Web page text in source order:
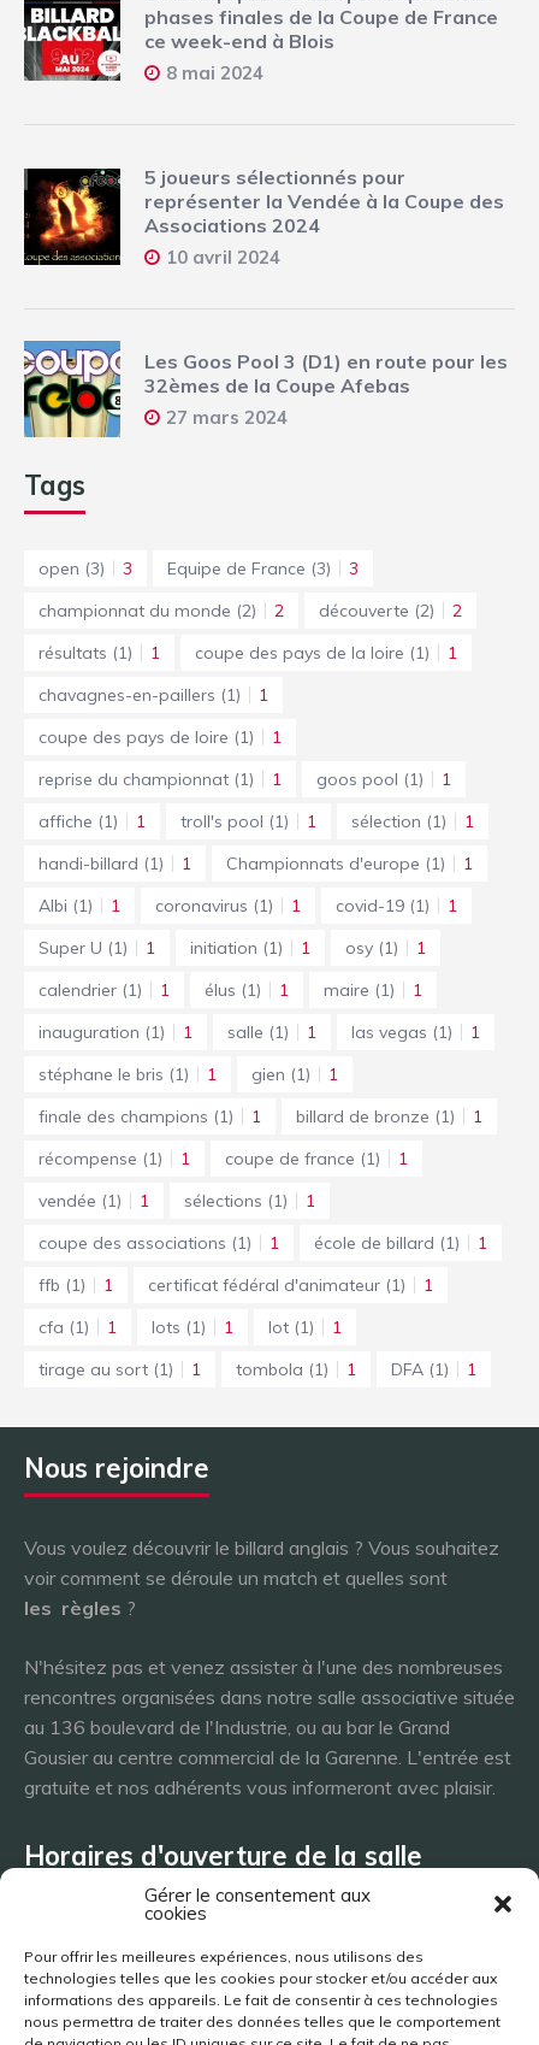
Gérer le consentement aux
cookies
Pour offrir les meilleures expériences, nous utilisons des
technologies telles que les cookies pour stocker et/ou accéder aux
informations des appareils. Le fait de consentir à ces technologies
nous permettra de traiter des données telles que le comportement
phases finales de la Coupe de France
ce week-end à Blois
8 mai 2024
5 joueurs sélectionnés pour
représenter la Vendée à la Coupe des
Associations 2024
10 avril 2024
Les Goos Pool 3 (D1) en route pour les
32èmes de la Coupe Afebas
27 mars 2024
Tags
open (3) 3 Equipe de France (3)
3
championnat du monde (2) 2 découverte (2)
2
résultats (1) 1 coupe des pays de la loire (1)
1
chavagnes-en-paillers (1)
1
coupe des pays de loire (1)
1
reprise du championnat (1) 1 goos pool (1)
1
affiche (1) 1 troll's pool (1) 1 sélection (1)
1
handi-billard (1) 1 Championnats d'europe (1)
1
Albi (1) 1 coronavirus (1) 1 covid-19 (1)
1
Super U (1) 1 initiation (1) 1 osy (1)
1
calendrier (1) 1 élus (1) 1 maire (1)
1
inauguration (1) 1 salle (1) 1 las vegas (1)
1
stéphane le bris (1) 1 gien (1)
1
finale des champions (1) 1 billard de bronze (1)
1
récompense (1) 1 coupe de france (1)
1
vendée (1) 1 sélections (1)
1
coupe des associations (1) 1 école de billard (1)
1
ffb (1) 1 certificat fédéral d'animateur (1)
1
cfa (1) 1 lots (1) 1 lot (1)
1
tirage au sort (1) 1 tombola (1) 1 DFA (1) 1
Nous rejoindre
Vous voulez découvrir le billard anglais ? Vous souhaitez
voir comment se déroule un match et quelles sont
les règles ?
N'hésitez pas et venez assister à l'une des nombreuses
rencontres organisées dans notre salle associative située
au 136 boulevard de l'Industrie, ou au bar le Grand
Gousier au centre commercial de la Garenne. L'entrée est
gratuite et nos adhérents vous informeront avec plaisir.
Horaires d'ouverture de la salle
Mardi 8h - 23h
Mercredi - 8h - 23h
Jeudi 8h - 23h